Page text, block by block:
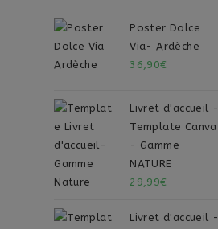
Poster Dolce
Via- Ardèche
36,90€
Livret d'accueil -
Template Canva
- Gamme
NATURE
29,99€
Livret d'accueil -